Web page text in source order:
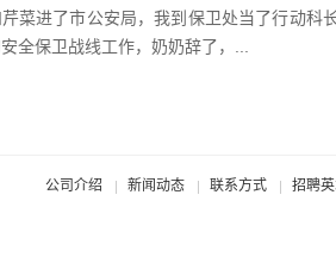
菜进了市公安局，我到保卫处当了行动科
全保卫战线工作，奶奶辞了，...
公司介绍 新闻动态 联系方式 招聘